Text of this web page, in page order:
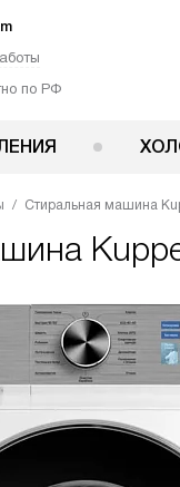
по РФ
Стиральная машина